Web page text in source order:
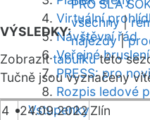
Virtuální
Návštěvní řád
Veřejné bruslení
PRESS: pro
Rozpis ledové
Vstupenky
PRO SLA
VÝSLEDKY:
všechny|
nájezdy|
Zobrazittabulkutéto
Tučně jsou vyznačeny
4 24.09.2022Zlín